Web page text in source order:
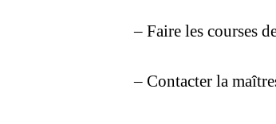
– Faire les courses
– Contacter la